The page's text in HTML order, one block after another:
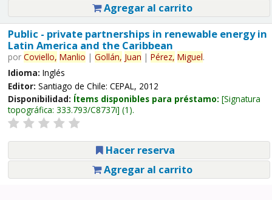
Agregar al carrito
Public - private partnerships in renewable energy in
Latin America and the Caribbean
por Coviello, Manlio | Gollán, Juan | Pérez, Miguel.
Idioma: Inglés
Editor: Santiago de Chile: CEPAL, 2012
Disponibilidad: Ítems disponibles para préstamo: Signatura
topográfica: 333.793/C8737i (1).
Hacer reserva
Agregar al carrito